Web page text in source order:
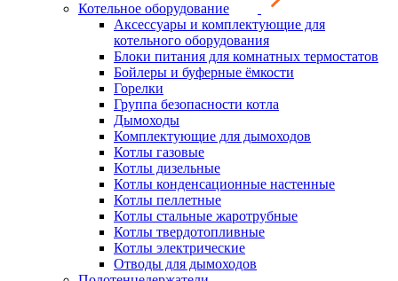
Котельное оборудование
Аксессуары и комплектующие для
котельного оборудования
Блоки питания для комнатных термостатов
Бойлеры и буферные ёмкости
Горелки
Группа безопасности котла
Дымоходы
Комплектующие для дымоходов
Котлы газовые
Котлы дизельные
Котлы конденсационные настенные
Котлы пеллетные
Котлы стальные жаротрубные
Котлы твердотопливные
Котлы электрические
Отводы для дымоходов